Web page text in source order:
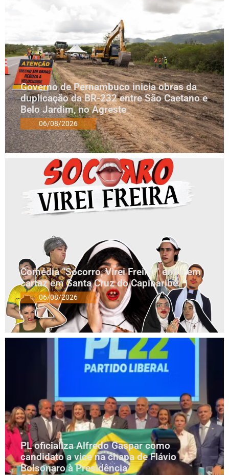
Governo de Pernambuco inicia obras da
duplicação da BR-232 entre São Caetano e
Belo Jardim, no Agreste
06/08/2026
Comédia “Socorro, Virei Freira!” entra em
cartaz em Santa Cruz do Capibaribe
06/08/2026
PL oficializa Alfredo Gaspar como
candidato a vice na chapa de Flávio
Bolsonaro à Presidência